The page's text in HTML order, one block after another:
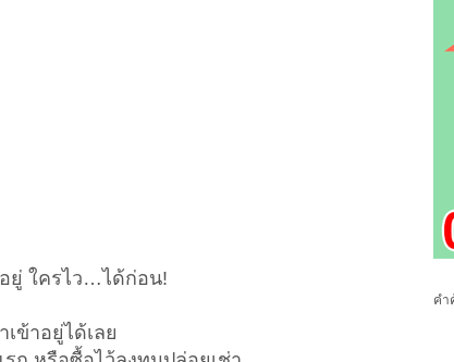
ยู่ ใครไว…ได้ก่อน!
ข้าอยู่ได้เลย
คำ